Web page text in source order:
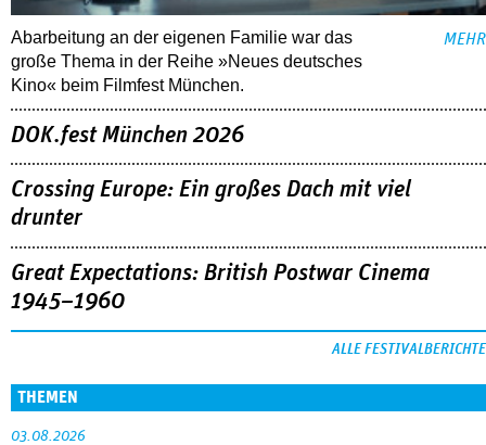
Abarbeitung an der eigenen Familie war das
große Thema in der Reihe »Neues deutsches
Kino« beim Filmfest München.
MEHR
DOK.fest München 2026
Crossing Europe: Ein großes Dach mit viel
drunter
Great Expectations: British Postwar Cinema
1945–1960
ALLE FESTIVALBERICHTE
THEMEN
03.08.2026